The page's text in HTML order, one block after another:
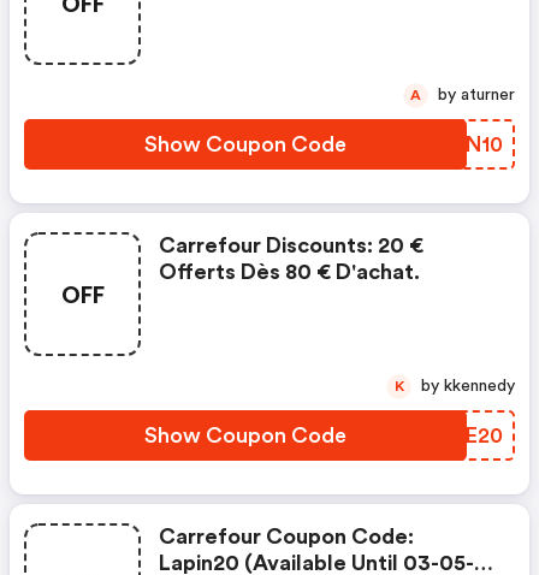
Carrefour (hors Drive, Drive
Piéton, Marketplac | Carrefour
Show Coupon Code COZN10
A by aturner
OFF
Carrefour Discounts: 20 €
Offerts Dès 80 € D'achat.
Show Coupon Code CHSE20
K by kkennedy
Carrefour Coupon Code:
Lapin20 (available Until 03-05-